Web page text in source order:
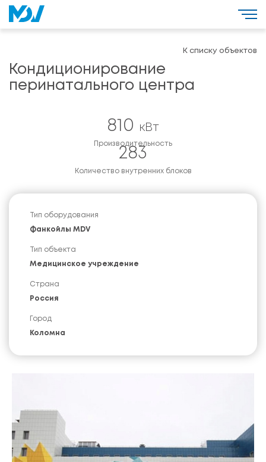
Кондиционирование
перинатального центра
К списку объектов
810 кВт
Производительность
283
Количество внутренних блоков
Тип оборудования
Фанкойлы MDV
Тип объекта
Медицинское учреждение
Страна
Россия
Город
Коломна